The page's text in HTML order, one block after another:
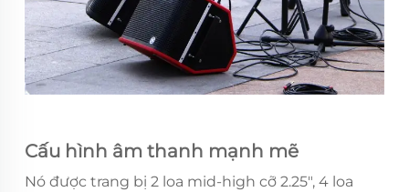
Cấu hình âm thanh mạnh mẽ
Nó được trang bị 2 loa mid-high cỡ 2.25", 4 loa